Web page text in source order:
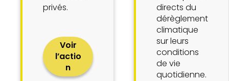
privés.
Voir
l’actio
n
directs du
dérèglement
climatique
sur leurs
conditions
de vie
quotidienne.